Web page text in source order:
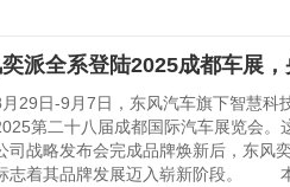
派全系登陆2025成都车展
日-9月7日，东风汽车旗下智慧科
第二十八届成都国际汽车展览会。
司战略发布会完成品牌焕新后，东风
志着其品牌发展迈入崭新阶段。